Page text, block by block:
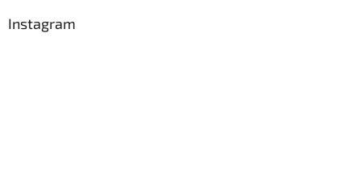
Instagram